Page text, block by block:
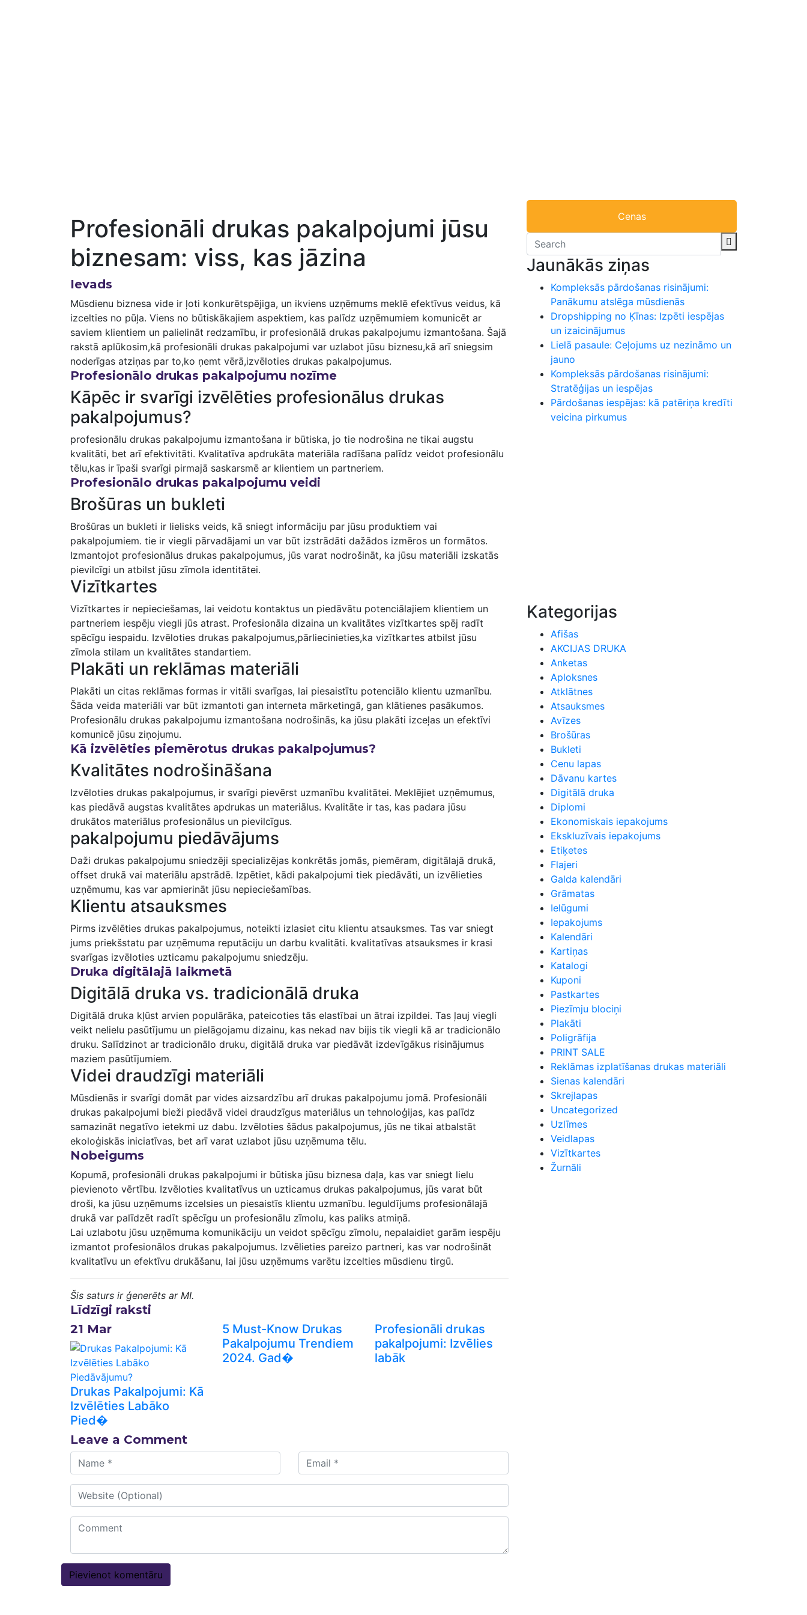
Profesionāli drukas pakalpojumi jūsu
biznesam: viss, kas jāzina
Ievads
Mūsdienu biznesa vide ir ļoti konkurētspējiga, un ikviens uzņēmums meklē efektīvus veidus, kā
izcelties no pūļa. Viens no ‌būtiskākajiem aspektiem,⁢ kas palīdz uzņēmumiem komunicēt ar
saviem klientiem un palielināt redzamību,‌ ir profesionālā drukas pakalpojumu izmantošana. Šajā
rakstā aplūkosim,kā profesionāli drukas pakalpojumi var ‌uzlabot jūsu biznesu,kā arī sniegsim
noderīgas atziņas par to,ko ņemt vērā,izvēloties drukas pakalpojumus.
Profesionālo ‍drukas⁣ pakalpojumu nozīme
Kāpēc ir svarīgi izvēlēties profesionālus drukas
pakalpojumus?
profesionālu drukas ⁣pakalpojumu izmantošana ir būtiska, jo tie nodrošina ne tikai augstu
kvalitāti, bet arī efektivitāti. Kvalitatīva apdrukāta materiāla radīšana palīdz veidot profesionālu
tēlu,kas ir īpaši svarīgi pirmajā saskarsmē ar klientiem un partneriem.
Profesionālo drukas pakalpojumu veidi
Brošūras⁢ un bukleti
Brošūras un bukleti ir lielisks veids, kā sniegt informāciju par jūsu produktiem vai
pakalpojumiem. tie ir viegli pārvadājami⁣ un ‌var‍ būt izstrādāti dažādos izmēros un formātos.
Izmantojot profesionālus drukas pakalpojumus, jūs varat nodrošināt, ​ka jūsu materiāli izskatās
pievilcīgi un atbilst jūsu zīmola identitātei.
Vizītkartes
Vizītkartes ir nepieciešamas, lai veidotu kontaktus un piedāvātu potenciālajiem klientiem un
partneriem iespēju viegli jūs atrast. Profesionāla dizaina un kvalitātes⁤ vizītkartes spēj radīt
spēcīgu ⁣iespaidu. Izvēloties drukas‍ pakalpojumus,pārliecinieties,ka vizītkartes atbilst jūsu
zīmola stilam un kvalitātes standartiem.
Plakāti un reklāmas materiāli
Plakāti un citas reklāmas formas ir vitāli⁢ svarīgas, lai piesaistītu potenciālo klientu uzmanību.⁤
Šāda veida ​materiāli var būt izmantoti gan interneta mārketingā, gan klātienes pasākumos.
Profesionālu drukas pakalpojumu izmantošana nodrošinās, ka jūsu ⁢plakāti izceļas un efektīvi⁣
komunicē jūsu ziņojumu.
Kā izvēlēties piemērotus drukas ⁣pakalpojumus?
Kvalitātes nodrošināšana
Izvēloties drukas pakalpojumus, ⁤ir ‌svarīgi pievērst uzmanību kvalitātei. Meklējiet uzņēmumus,
kas piedāvā augstas kvalitātes apdrukas un materiālus. Kvalitāte ir tas, kas padara jūsu
⁢drukātos materiālus ​profesionālus un pievilcīgus.
pakalpojumu piedāvājums
Daži drukas pakalpojumu sniedzēji⁢ specializējas konkrētās jomās, piemēram, ⁣digitālajā drukā,
offset drukā vai materiālu apstrādē. Izpētiet, kādi pakalpojumi tiek piedāvāti,​ un izvēlieties
uzņēmumu, ‌kas var apmierināt jūsu nepieciešamības.
Klientu atsauksmes
Pirms izvēlēties drukas pakalpojumus, noteikti izlasiet citu klientu atsauksmes. Tas var sniegt
jums priekšstatu par ⁢uzņēmuma reputāciju un darbu⁤ kvalitāti. kvalitatīvas atsauksmes ir krasi
svarīgas izvēloties uzticamu pakalpojumu sniedzēju.
Druka digitālajā laikmetā
Digitālā druka ⁤vs. tradicionālā druka
Digitālā druka kļūst arvien populārāka,​ pateicoties tās elastībai un ātrai izpildei. Tas ļauj viegli
veikt nelielu pasūtījumu un pielāgojamu dizainu,​ kas nekad ‌nav bijis tik viegli kā ar tradicionālo
druku. Salīdzinot ⁤ar tradicionālo druku, digitālā druka var piedāvāt ⁣izdevīgākus risinājumus
maziem pasūtījumiem.
Videi draudzīgi materiāli
Mūsdienās ⁣ir svarīgi domāt par vides aizsardzību arī drukas pakalpojumu jomā.⁤ Profesionāli
drukas pakalpojumi bieži piedāvā videi draudzīgus materiālus un tehnoloģijas, ⁢kas palīdz
samazināt negatīvo ietekmi uz dabu. Izvēloties šādus pakalpojumus, jūs ne tikai atbalstāt‌
ekoloģiskās iniciatīvas, bet arī⁣ varat uzlabot jūsu uzņēmuma tēlu.
Nobeigums
Kopumā,​ profesionāli drukas pakalpojumi ir⁣ būtiska jūsu biznesa daļa, kas var sniegt ​lielu
⁣pievienoto vērtību. Izvēloties kvalitatīvus un uzticamus drukas pakalpojumus, ‌jūs varat būt
⁢droši, ka jūsu uzņēmums izcelsies un piesaistīs klientu uzmanību. Ieguldījums profesionālajā
drukā var palīdzēt radīt spēcīgu un profesionālu zīmolu, kas paliks atmiņā.
Lai uzlabotu jūsu ⁣uzņēmuma komunikāciju ‍un veidot spēcīgu zīmolu, nepalaidiet ⁤garām iespēju
izmantot profesionālos drukas pakalpojumus. Izvēlieties pareizo partneri, kas var nodrošināt
kvalitatīvu un efektīvu drukāšanu, lai ‌jūsu uzņēmums varētu izcelties mūsdienu⁤ tirgū.
Šis saturs ir ģenerēts ar MI.
Līdzīgi raksti
21 Mar
Drukas Pakalpojumi: Kā
Izvēlēties Labāko
Pied�
5 Must-Know Drukas
Pakalpojumu Trendiem
2024. Gad�
Profesionāli drukas
pakalpojumi: Izvēlies
labāk
Leave a Comment
Cenas
Jaunākās ziņas
Kompleksās pārdošanas risinājumi:
Panākumu atslēga mūsdienās
Dropshipping no Ķīnas: Izpēti iespējas
un izaicinājumus
Lielā pasaule: Ceļojums uz nezināmo un
jauno
Kompleksās pārdošanas risinājumi:
Stratēģijas un iespējas
Pārdošanas iespējas: kā patēriņa kredīti
veicina pirkumus
Kategorijas
Afišas
AKCIJAS DRUKA
Anketas
Aploksnes
Atklātnes
Atsauksmes
Avīzes
Brošūras
Bukleti
Cenu lapas
Dāvanu kartes
Digitālā druka
Diplomi
Ekonomiskais iepakojums
Ekskluzīvais iepakojums
Etiķetes
Flajeri
Galda kalendāri
Grāmatas
Ielūgumi
Iepakojums
Kalendāri
Kartiņas
Katalogi
Kuponi
Pastkartes
Piezīmju blociņi
Plakāti
Poligrāfija
PRINT SALE
Reklāmas izplatīšanas drukas materiāli
Sienas kalendāri
Skrejlapas
Uncategorized
Uzlīmes
Veidlapas
Vizītkartes
Žurnāli